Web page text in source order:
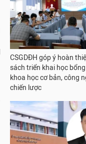
chiến lược
Ban chỉ đạo cấp tỉnh kỳ
nghiệp lại ở Tuyên